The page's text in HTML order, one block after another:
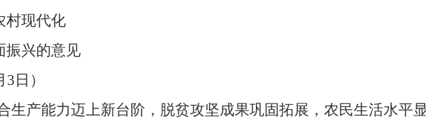
村现代化
振兴的意见
3日）
产能力迈上新台阶，脱贫攻坚成果巩固拓展，农民生活水平